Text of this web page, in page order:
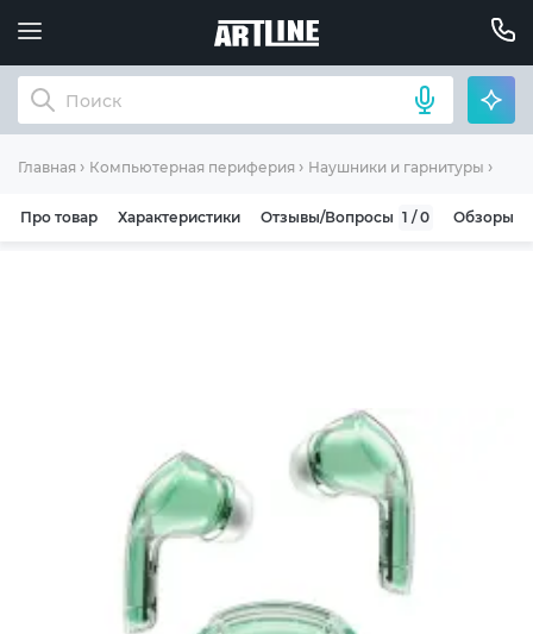
Главная Компьютерная периферия Наушники и гарнитуры
Про товар Характеристики Отзывы/Вопросы 1 / 0 Обзоры